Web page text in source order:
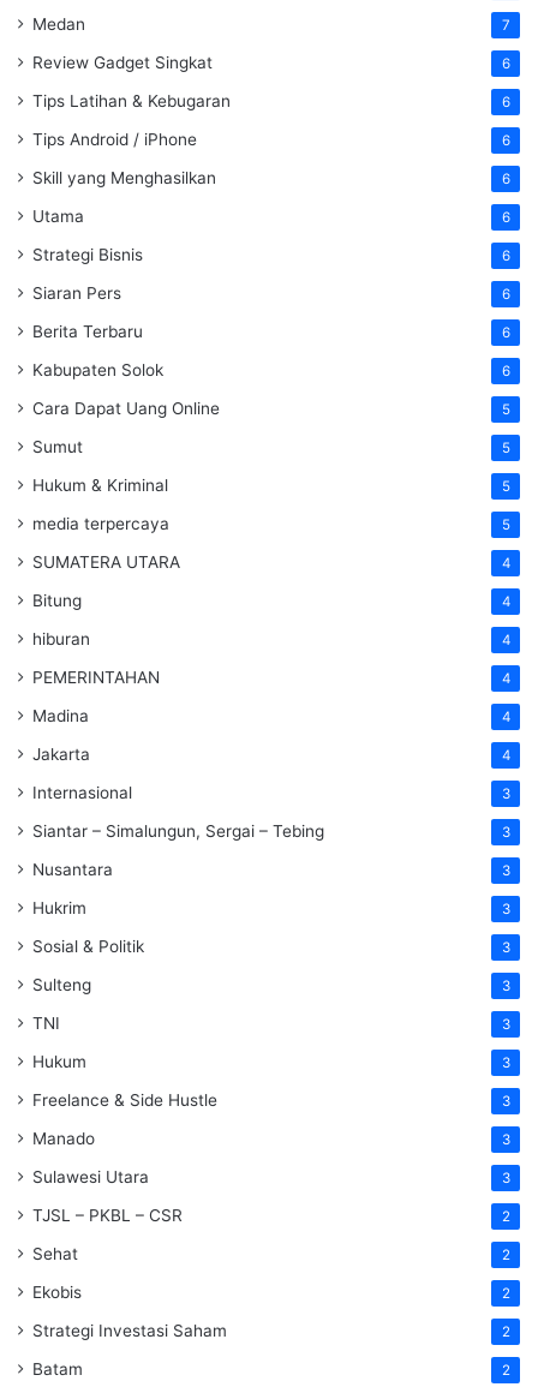
Medan 7
Review Gadget Singkat 6
Tips Latihan & Kebugaran 6
Tips Android / iPhone 6
Skill yang Menghasilkan 6
Utama 6
Strategi Bisnis 6
Siaran Pers 6
Berita Terbaru 6
Kabupaten Solok 6
Cara Dapat Uang Online 5
Sumut 5
Hukum & Kriminal 5
media terpercaya 5
SUMATERA UTARA 4
Bitung 4
hiburan 4
PEMERINTAHAN 4
Madina 4
Jakarta 4
Internasional 3
Siantar – Simalungun, Sergai – Tebing 3
Nusantara 3
Hukrim 3
Sosial & Politik 3
Sulteng 3
TNI 3
Hukum 3
Freelance & Side Hustle 3
Manado 3
Sulawesi Utara 3
TJSL – PKBL – CSR 2
Sehat 2
Ekobis 2
Strategi Investasi Saham 2
Batam 2